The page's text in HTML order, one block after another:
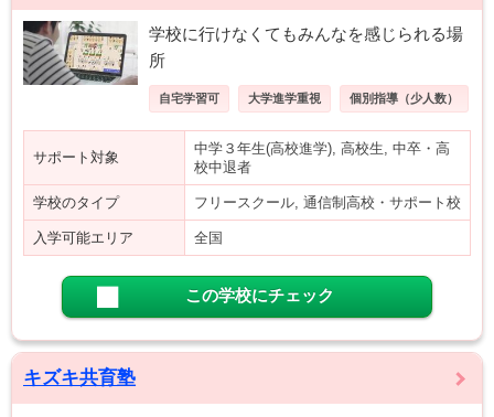
学校に行けなくてもみんなを感じられる場
所
自宅学習可 大学進学重視 個別指導（少人数）
サポート対象
中学３年生(高校進学), 高校生, 中卒・高
校中退者
学校のタイプ フリースクール, 通信制高校・サポート校
入学可能エリア 全国
この学校にチェック
キズキ共育塾